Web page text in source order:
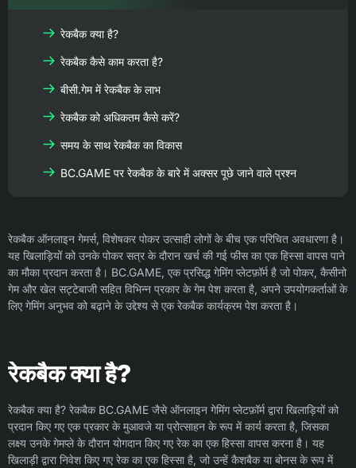
रेकबैक क्या है?
रेकबैक कैसे काम करता है?
बीसी.गेम में रेकबैक के लाभ
रेकबैक को अधिकतम कैसे करें?
समय के साथ रेकबैक का विकास
BC.GAME पर रेकबैक के बारे में अक्सर पूछे जाने वाले प्रश्न
रेकबैक ऑनलाइन गेमर्स, विशेषकर पोकर उत्साही लोगों के बीच एक परिचित अवधारणा है।
यह खिलाड़ियों को उनके पोकर सत्र के दौरान खर्च की गई फीस का एक हिस्सा वापस पाने
का मौका प्रदान करता है। BC.GAME, एक प्रसिद्ध गेमिंग प्लेटफ़ॉर्म है जो पोकर, कैसीनो
गेम और खेल सट्टेबाजी सहित विभिन्न प्रकार के गेम पेश करता है, अपने उपयोगकर्ताओं के
लिए गेमिंग अनुभव को बढ़ाने के उद्देश्य से एक रेकबैक कार्यक्रम पेश करता है।
रेकबैक क्या है?
रेकबैक क्या है? रेकबैक BC.GAME जैसे ऑनलाइन गेमिंग प्लेटफ़ॉर्म द्वारा खिलाड़ियों को
प्रदान किए गए एक प्रकार के मुआवजे या प्रोत्साहन के रूप में कार्य करता है, जिसका
लक्ष्य उनके गेमप्ले के दौरान योगदान किए गए रेक का एक हिस्सा वापस करना है। यह
खिलाड़ी द्वारा निवेश किए गए रेक का एक हिस्सा है, जो उन्हें कैशबैक या बोनस के रूप में